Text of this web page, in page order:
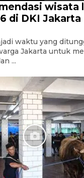
wisata
di DKI Jakarta
waktu yang
Jakarta untuk
...